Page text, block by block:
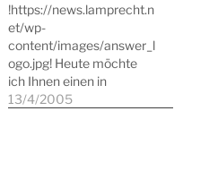
!https://news.lamprecht.n
et/wp-
content/images/answer_l
ogo.jpg! Heute möchte
ich Ihnen einen in
Deutschland noch nicht
13/4/2005